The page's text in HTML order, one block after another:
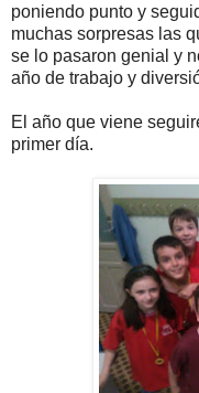
poniendo punto y
muchas sorpresas las
se lo pasaron genial y
año de trabajo y
El año que viene
primer día.